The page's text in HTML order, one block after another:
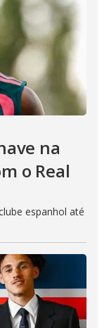
na
o Real
espanhol até